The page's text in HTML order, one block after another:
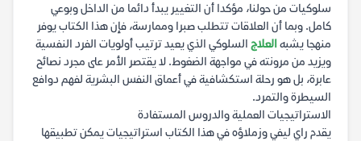
سلوكيات من حولنا، مؤكدا أن التغيير يبدأ دائما من الداخل وبوعي
كامل. وبما أن العلاقات تتطلب صبرا وممارسة، فإن هذا الكتاب يوفر
منهجا يشبهالعلاج السلوكي الذي يعيد ترتيب أولويات الفرد النفسية
ويزيد من مرونته في مواجهة الضغوط. لا يقتصر الأمر على مجرد نصائح
عابرة، بل هو رحلة استكشافية في أعماق النفس البشرية لفهم دوافع
السيطرة والتمرد.
الاستراتيجيات العملية والدروس المستفادة
يقدم راي ليفي وزملاؤه في هذا الكتاب استراتيجيات يمكن تطبيقها